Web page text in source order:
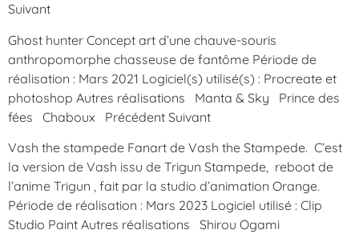
Suivant
Ghost hunter Concept art d’une chauve-souris
anthropomorphe chasseuse de fantôme Période de
réalisation : Mars 2021 Logiciel(s) utilisé(s) : Procreate et
photoshop Autres réalisations Manta & Sky Prince des
fées Chaboux Précédent Suivant
Vash the stampede Fanart de Vash the Stampede. C’est
la version de Vash issu de Trigun Stampede, reboot de
l’anime Trigun , fait par la studio d’animation Orange.
Période de réalisation : Mars 2023 Logiciel utilisé : Clip
Studio Paint Autres réalisations Shirou Ogami